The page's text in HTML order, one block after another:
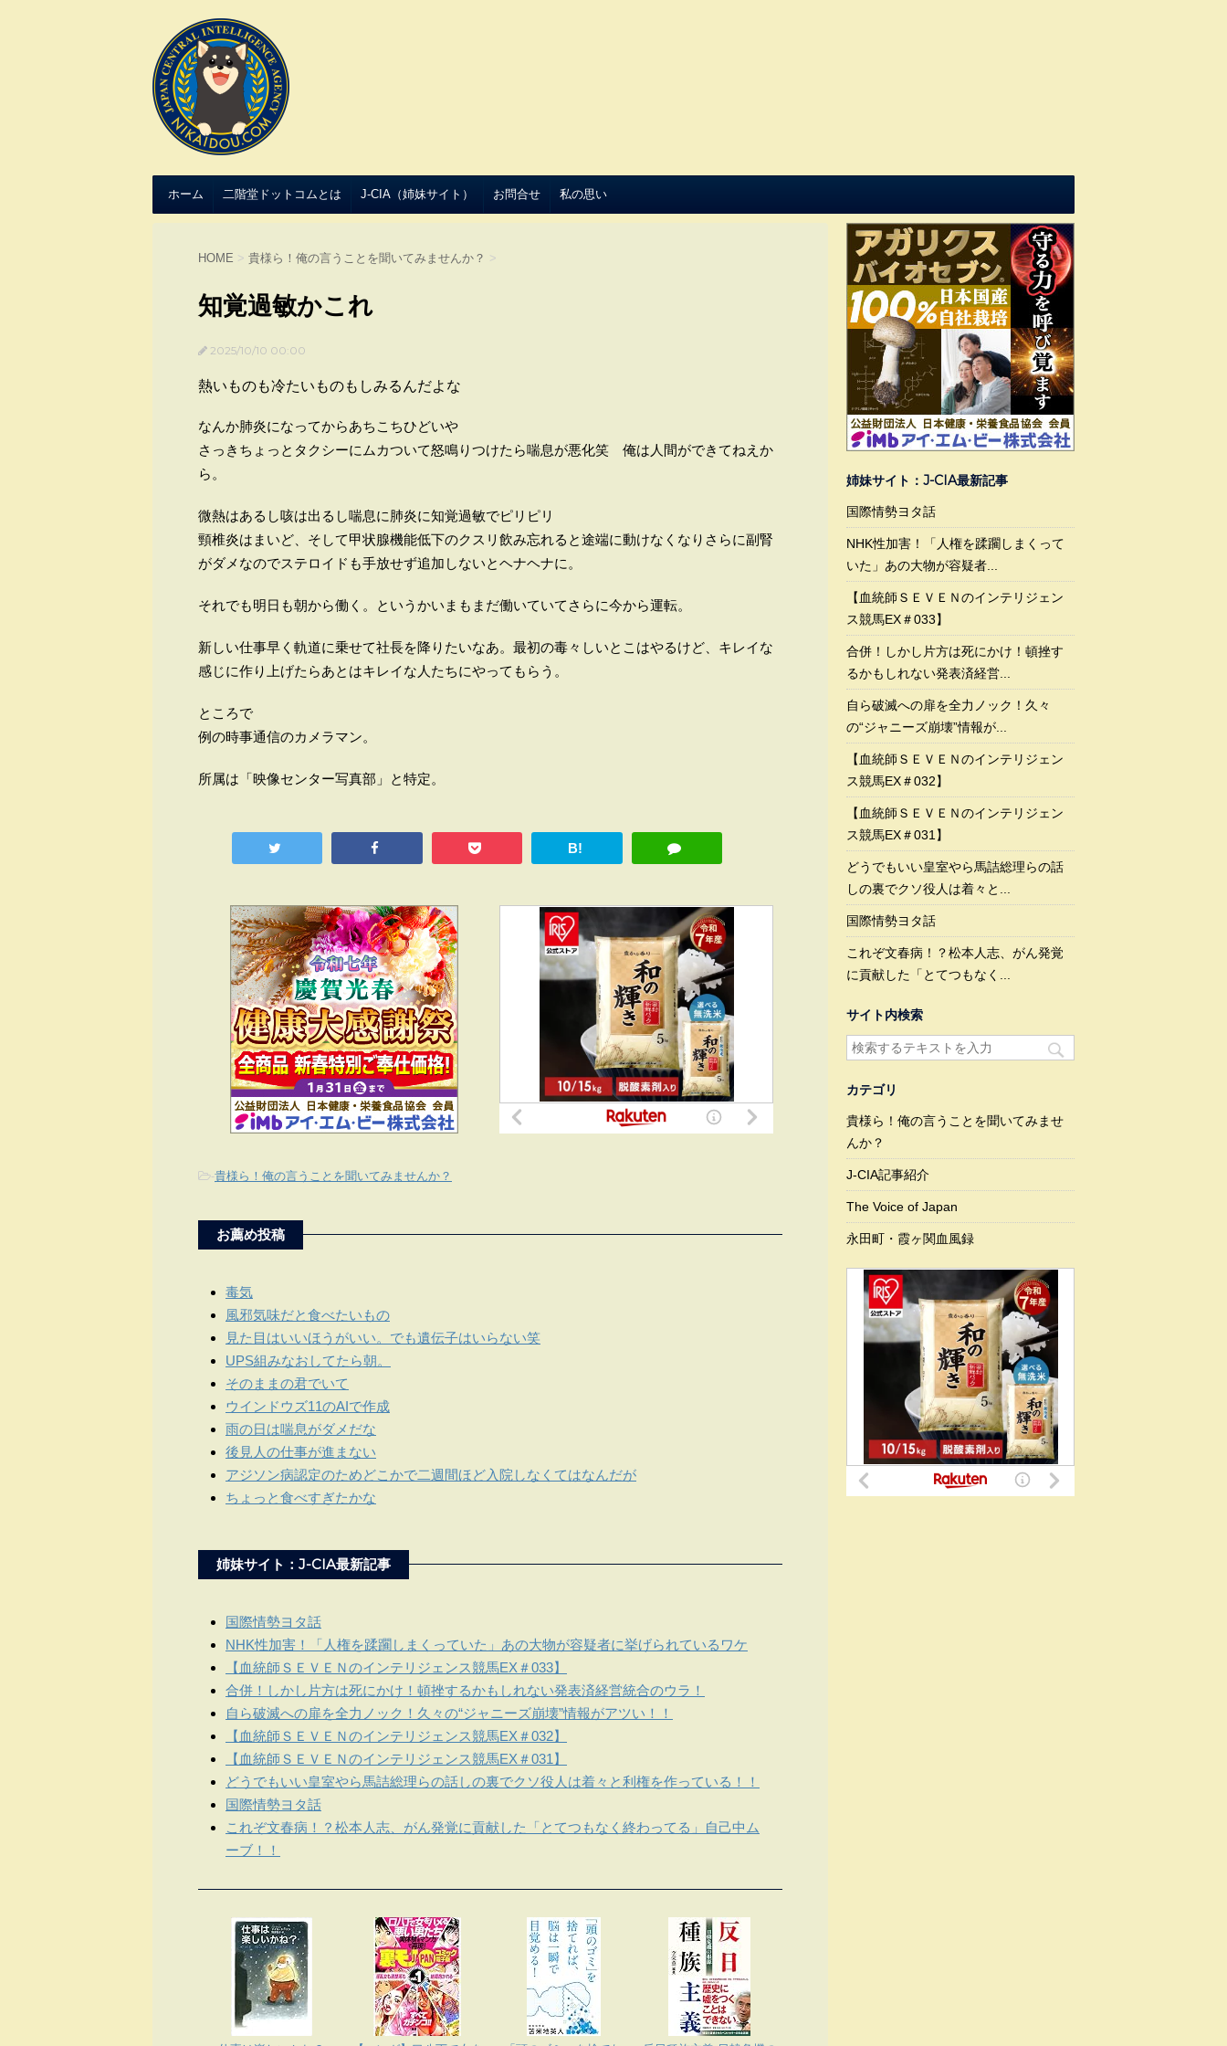
ホーム 二階堂ドットコムとは J-CIA（姉妹サイト） お問合せ 私の思い
HOME > 貴様ら！俺の言うことを聞いてみませんか？ >
知覚過敏かこれ
2025/10/10 00:00
熱いものも冷たいものもしみるんだよな
なんか肺炎になってからあちこちひどいや
さっきちょっとタクシーにムカついて怒鳴りつけたら喘息が悪化笑 俺は人間ができてねえか
ら。
微熱はあるし咳は出るし喘息に肺炎に知覚過敏でピリピリ
頸椎炎はまいど、そして甲状腺機能低下のクスリ飲み忘れると途端に動けなくなりさらに副腎
がダメなのでステロイドも手放せず追加しないとヘナヘナに。
それでも明日も朝から働く。というかいまもまだ働いていてさらに今から運転。
新しい仕事早く軌道に乗せて社長を降りたいなあ。最初の毒々しいとこはやるけど、キレイな
感じに作り上げたらあとはキレイな人たちにやってもらう。
ところで
例の時事通信のカメラマン。
所属は「映像センター写真部」と特定。
B!
-貴様ら！俺の言うことを聞いてみませんか？
お薦め投稿
毒気
風邪気味だと食べたいもの
見た目はいいほうがいい。でも遺伝子はいらない笑
UPS組みなおしてたら朝。
そのままの君でいて
ウインドウズ11のAIで作成
雨の日は喘息がダメだな
後見人の仕事が進まない
アジソン病認定のためどこかで二週間ほど入院しなくてはなんだが
ちょっと食べすぎたかな
姉妹サイト：J-CIA最新記事
国際情勢ヨタ話
NHK性加害！「人権を蹂躙しまくっていた」あの大物が容疑者に挙げられているワケ
【血統師ＳＥＶＥＮのインテリジェンス競馬EX＃033】
合併！しかし片方は死にかけ！頓挫するかもしれない発表済経営統合のウラ！
自ら破滅への扉を全力ノック！久々の“ジャニーズ崩壊”情報がアツい！！
【血統師ＳＥＶＥＮのインテリジェンス競馬EX＃032】
【血統師ＳＥＶＥＮのインテリジェンス競馬EX＃031】
どうでもいい皇室やら馬詰総理らの話しの裏でクソ役人は着々と利権を作っている！！
国際情勢ヨタ話
これぞ文春病！？松本人志、がん発覚に貢献した「とてつもなく終わってる」自己中ム
ーブ！！
姉妹サイト：J-CIA最新記事
国際情勢ヨタ話
NHK性加害！「人権を蹂躙しまくって
いた」あの大物が容疑者...
【血統師ＳＥＶＥＮのインテリジェン
ス競馬EX＃033】
合併！しかし片方は死にかけ！頓挫す
るかもしれない発表済経営...
自ら破滅への扉を全力ノック！久々
の“ジャニーズ崩壊”情報が...
【血統師ＳＥＶＥＮのインテリジェン
ス競馬EX＃032】
【血統師ＳＥＶＥＮのインテリジェン
ス競馬EX＃031】
どうでもいい皇室やら馬詰総理らの話
しの裏でクソ役人は着々と...
国際情勢ヨタ話
これぞ文春病！？松本人志、がん発覚
に貢献した「とてつもなく...
サイト内検索
カテゴリ
貴様ら！俺の言うことを聞いてみませ
んか？
J-CIA記事紹介
The Voice of Japan
永田町・霞ヶ関血風録